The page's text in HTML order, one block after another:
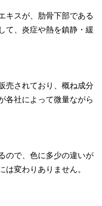
キスが、肋骨下部である
て、炎症や熱を鎮静・緩
売されており、概ね成分
各社によって微量ながら
ので、色に多少の違いが
は変わりありません。